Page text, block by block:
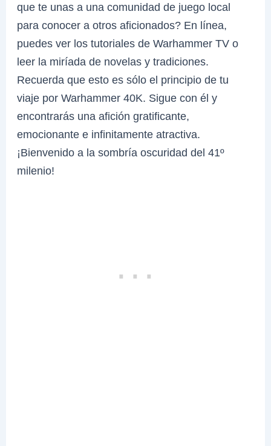
que te unas a una comunidad de juego local
para conocer a otros aficionados? En línea,
puedes ver los tutoriales de Warhammer TV o
leer la miríada de novelas y tradiciones.
Recuerda que esto es sólo el principio de tu
viaje por Warhammer 40K. Sigue con él y
encontrarás una afición gratificante,
emocionante e infinitamente atractiva.
¡Bienvenido a la sombría oscuridad del 41º
milenio!